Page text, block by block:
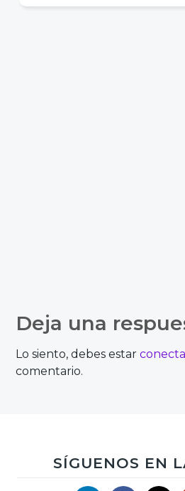
Deja una
Lo siento, debes estar
comentario.
SÍGUENOS EN